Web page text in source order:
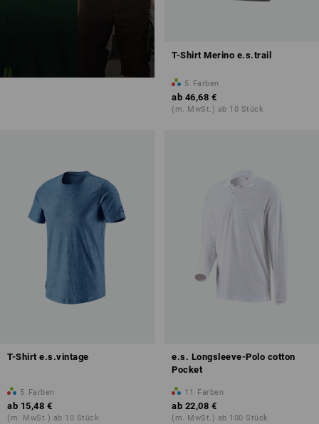
T-Shirt Merino e.s.trail
5 Farben
ab 46,68 €
(m. MwSt.) ab 10 Stück
T-Shirt e.s.vintage
5 Farben
ab 15,48 €
(m. MwSt.) ab 10 Stück
e.s. Longsleeve-Polo cotton
Pocket
11 Farben
ab 22,08 €
(m. MwSt.) ab 100 Stück